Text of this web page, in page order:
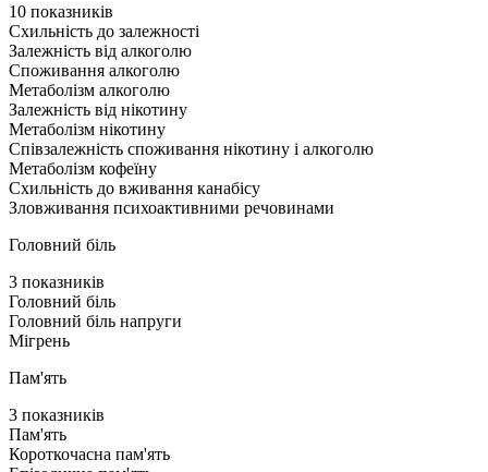
10 показників
Схильність до залежності
Залежність від алкоголю
Споживання алкоголю
Метаболізм алкоголю
Залежність від нікотину
Метаболізм нікотину
Співзалежність споживання нікотину і алкоголю
Метаболізм кофеїну
Схильність до вживання канабісу
Зловживання психоактивними речовинами
Головний біль
3 показників
Головний біль
Головний біль напруги
Мігрень
Пам'ять
3 показників
Пам'ять
Короткочасна пам'ять